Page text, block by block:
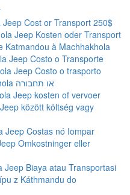
Cost or Transport 250$
Jeep Kosten oder Transport
Katmandou à Machhakhola
Jeep Costo o Transporte
Jeep Costo o trasporto
קטמנדו לעלות ג'יפ Machhakhola או תחבורה
Jeep kosten of vervoer
között költség vagy
Jeep Costas nó Iompar
Omkostninger eller
Jeep Biaya atau Transportasi
z Káthmandu do